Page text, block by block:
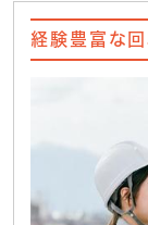
経験豊富な